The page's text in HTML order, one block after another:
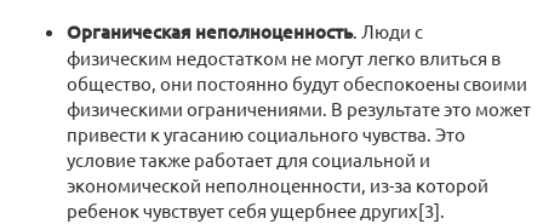
Органическая неполноценность. Люди с
физическим недостатком не могут легко влиться в
общество, они постоянно будут обеспокоены своими
физическими ограничениями. В результате это может
привести к угасанию социального чувства. Это
условие также работает для социальной и
экономической неполноценности, из-за которой
ребенок чувствует себя ущербнее других[3].